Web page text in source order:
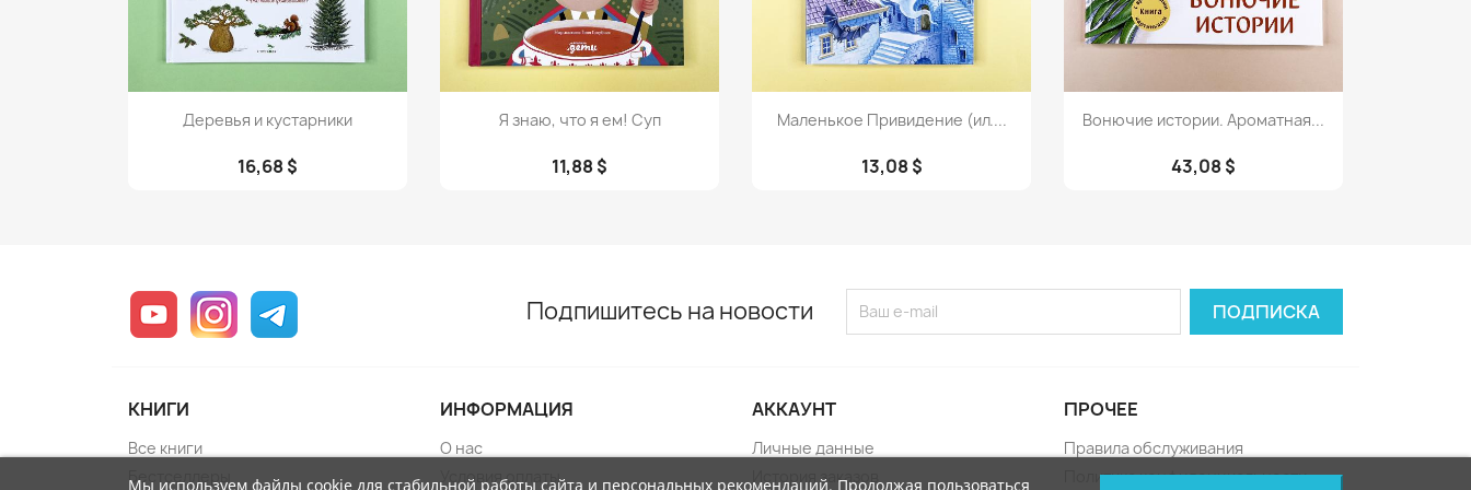
Просмотр
Деревья и кустарники
16,68 $
Просмотр
Я знаю, что я ем! Суп
11,88 $
Просмотр
Маленькое Привидение (ил....
13,08 $
Просмотр
Вонючие истории. Ароматная...
43,08 $
YouTube Instagram Подпишитесь на новости
КНИГИ
Все книги
Бестселлеры
ИНФОРМАЦИЯ
О нас
Условия оплаты
АККАУНТ
Личные данные
История заказов
ПРОЧЕЕ
Правила обслуживания
Политика конфиденциальности
Мы используем файлы cookie для стабильной работы сайта и персональных рекомендаций. Продолжая пользоваться